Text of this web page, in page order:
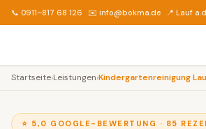
📞 0911–817 68 126 ✉️ info@bokma.de 📍 Lauf
Startseite›Leistungen›Kindergartenreinigung
⭐ 5,0 GOOGLE-BEWERTUNG · 85